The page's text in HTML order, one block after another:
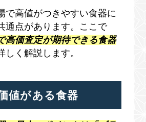
で高値がつきやすい食器に
通点があります。ここで
高価査定が期待できる食器
しく解説します。
値がある食器